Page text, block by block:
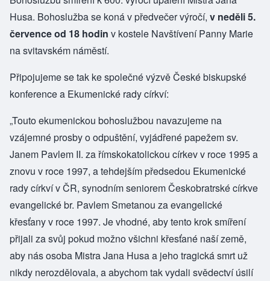
Husa. Bohoslužba se koná v předvečer výročí, v neděli 5.
července od 18 hodin v kostele Navštívení Panny Marie
na svitavském náměstí.
Připojujeme se tak ke společné výzvě České biskupské
konference a Ekumenické rady církví:
„Touto ekumenickou bohoslužbou navazujeme na
vzájemné prosby o odpuštění, vyjádřené papežem sv.
Janem Pavlem II. za římskokatolickou církev v roce 1995 a
znovu v roce 1997, a tehdejším předsedou Ekumenické
rady církví v ČR, synodním seniorem Českobratrské církve
evangelické br. Pavlem Smetanou za evangelické
křesťany v roce 1997. Je vhodné, aby tento krok smíření
přijali za svůj pokud možno všichni křesťané naší země,
aby nás osoba Mistra Jana Husa a jeho tragická smrt už
nikdy nerozdělovala, a abychom tak vydali svědectví úsilí